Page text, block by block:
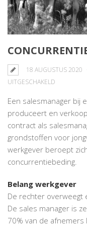
18 AUGUSTUS 2020
UITGESCHAKELD
BLIJFT
Een salesmanager bij
produceert en
contract als
grondstoffen voor
werkgever beroept
concurrentiebeding.
Belang werkgever
De rechter overweegt
De sales manager is
70% van de